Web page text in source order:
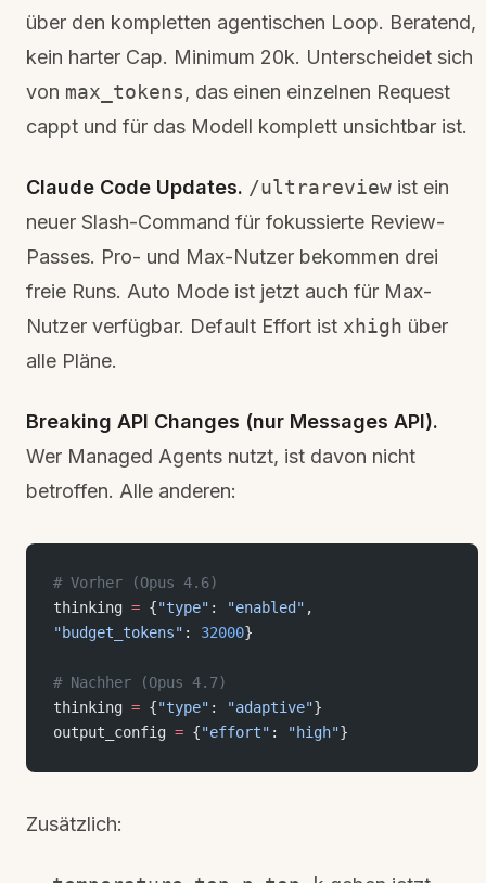
über den kompletten agentischen Loop. Beratend,
kein harter Cap. Minimum 20k. Unterscheidet sich
von max_tokens, das einen einzelnen Request
cappt und für das Modell komplett unsichtbar ist.
Claude Code Updates. /ultrareview ist ein
neuer Slash-Command für fokussierte Review-
Passes. Pro- und Max-Nutzer bekommen drei
freie Runs. Auto Mode ist jetzt auch für Max-
Nutzer verfügbar. Default Effort ist xhigh über
alle Pläne.
Breaking API Changes (nur Messages API).
Wer Managed Agents nutzt, ist davon nicht
betroffen. Alle anderen:
# Vorher (Opus 4.6)
thinking = {"type" : "enabled"
"budget_tokens" : 32000}
# Nachher (Opus 4.7)
thinking = {"type" : "adaptive"}
output_config = {"effort" : "high"}
Zusätzlich: